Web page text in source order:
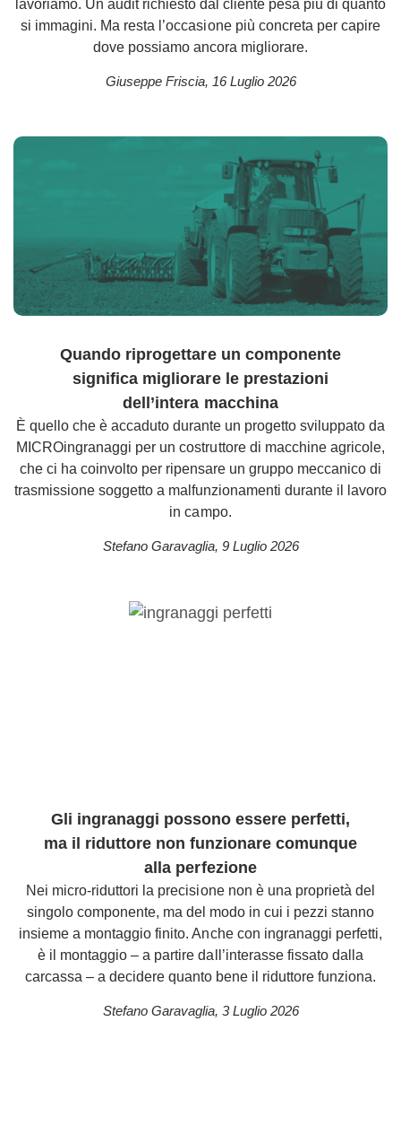
lavoriamo. Un audit richiesto dal cliente pesa più di quanto
si immagini. Ma resta l’occasione più concreta per capire
dove possiamo ancora migliorare.
Giuseppe Friscia, 16 Luglio 2026
Quando riprogettare un componente
significa migliorare le prestazioni
dell’intera macchina
È quello che è accaduto durante un progetto sviluppato da
MICROingranaggi per un costruttore di macchine agricole,
che ci ha coinvolto per ripensare un gruppo meccanico di
trasmissione soggetto a malfunzionamenti durante il lavoro
in campo.
Stefano Garavaglia, 9 Luglio 2026
Gli ingranaggi possono essere perfetti,
ma il riduttore non funzionare comunque
alla perfezione
Nei micro-riduttori la precisione non è una proprietà del
singolo componente, ma del modo in cui i pezzi stanno
insieme a montaggio finito. Anche con ingranaggi perfetti,
è il montaggio – a partire dall’interasse fissato dalla
carcassa – a decidere quanto bene il riduttore funziona.
Stefano Garavaglia, 3 Luglio 2026